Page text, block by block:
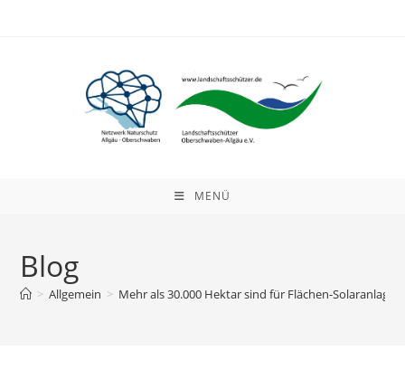
MENÜ
Blog
> Allgemein > Mehr als 30.000 Hektar sind für Flächen-​